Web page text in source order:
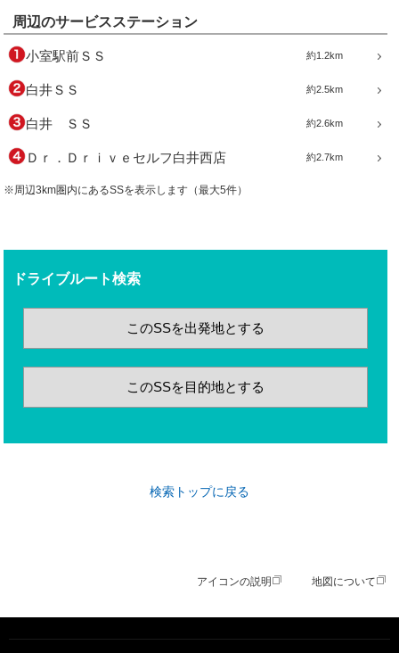
周辺のサービスステーション
約1.2km
小室駅前ＳＳ
約2.5km
白井ＳＳ
約2.6km
白井 ＳＳ
約2.7km
Ｄｒ．Ｄｒｉｖｅセルフ白井西店
※周辺3km圏内にあるSSを表示します（最大5件）
ドライブルート検索
このSSを出発地とする
このSSを目的地とする
検索トップに戻る
アイコンの説明 地図について